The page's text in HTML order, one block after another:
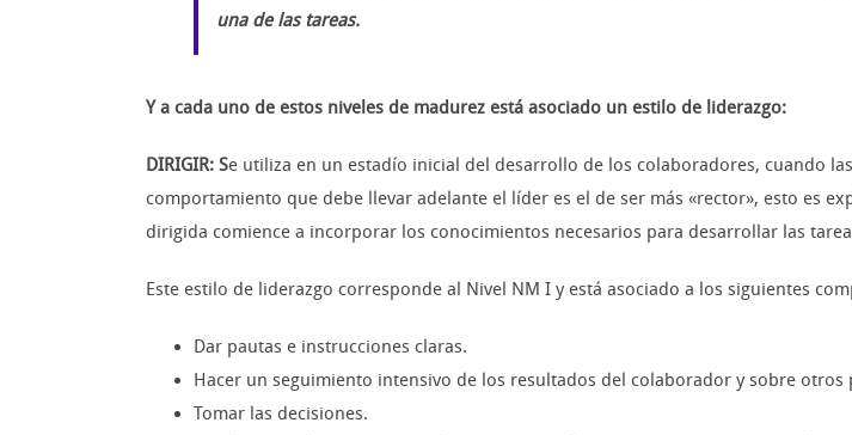
una de las tareas.
Y a cada uno de estos niveles de madurez está asociado un estilo de liderazgo:
DIRIGIR: Se utiliza en un estadío inicial del desarrollo de los colaboradores, cuando
comportamiento que debe llevar adelante el líder es el de ser más «rector», esto es
dirigida comience a incorporar los conocimientos necesarios para desarrollar las
Este estilo de liderazgo corresponde al Nivel NM I y está asociado a los siguientes
Dar pautas e instrucciones claras.
Hacer un seguimiento intensivo de los resultados del colaborador y sobre
Tomar las decisiones.